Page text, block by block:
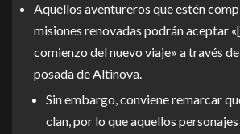
Aquellos aventureros que estén
misiones renovadas podrán aceptar
comienzo del nuevo viaje» a través
posada de Altinova.
Sin embargo, conviene remarcar
clan, por lo que aquellos